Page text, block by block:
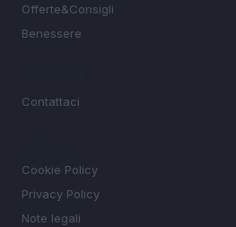
Offerte&Consigli
Benessere
Contattaci
Cookie Policy
Privacy Policy
Note legali